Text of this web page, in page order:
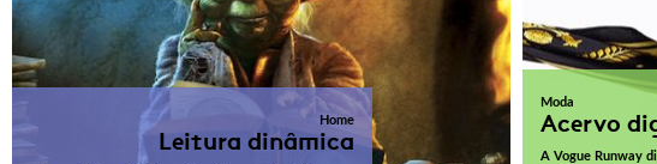
Home
Leitura dinâmica
Moda
Acervo
A Vogue Runway